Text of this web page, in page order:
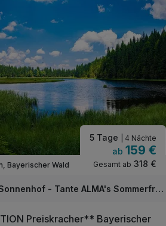
Feierabendradler
Abstellplatz für Ihr Rad
kostenlos a. d.
auf Anfrage n.
Wegscheider Land**
zur Begrüßung*
des Pool- und Saunabereichs
Alternative möglich
bis Dezember
Bayerischer Wald
5 Tage | 4 Nächte
ab 159 €
Gesamt ab 318 €
Hotel Sonnenhof - Tante ALMA's Sommerfrische
Preiskracher** Bayerischer